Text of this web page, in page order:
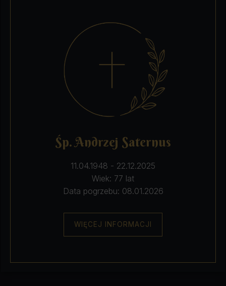
Śp. Andrzej Saternus
11.04.1948 - 22.12.2025
Wiek: 77 lat
Data pogrzebu: 08.01.2026
WIĘCEJ INFORMACJI